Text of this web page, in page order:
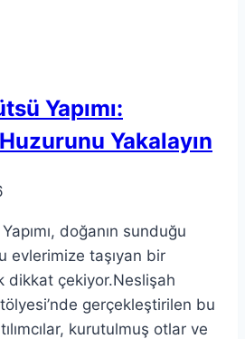
Yapımı:
Yakalayın
doğanın sunduğu
evlerimize taşıyan bir
dikkat çekiyor.Neslişah
gerçekleştirilen bu
kurutulmuş otlar ve